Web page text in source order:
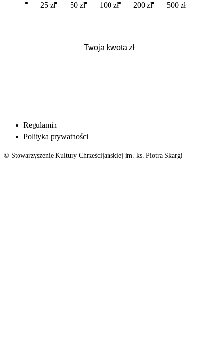
25 zł 50 zł 100 zł 200 zł 500 zł
Regulamin
Polityka prywatności
© Stowarzyszenie Kultury Chrześcijańskiej im. ks. Piotra Skargi